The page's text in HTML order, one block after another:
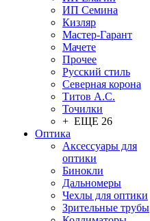
ИП Семина
Кизляр
Мастер-Гарант
Мачете
Прочее
Русский стиль
Северная корона
Титов А.С.
Точилки
+ ЕЩЕ 26
Оптика
Аксессуары для
оптики
Бинокли
Дальномеры
Чехлы для оптики
Зрительные трубы